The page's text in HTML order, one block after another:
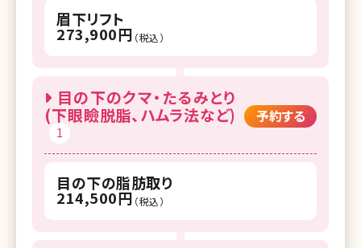
眉下リフト
273,900円 （税込）
目の下のクマ・たるみとり
(下眼瞼脱脂、ハムラ法など)
1
予約する
目の下の脂肪取り
214,500円 （税込）